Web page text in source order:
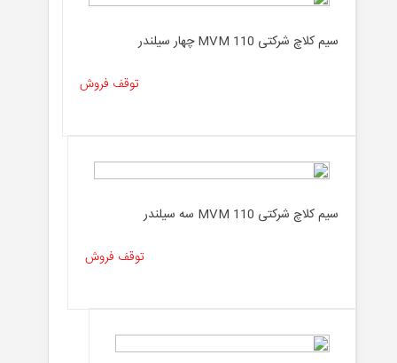
سیم کلاچ شرکتی MVM 110 چهار سیلندر
توقف فروش
سیم کلاچ شرکتی MVM 110 سه سیلندر
توقف فروش